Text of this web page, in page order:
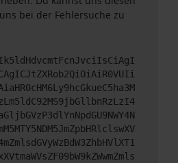
bei der Fehlersuche zu